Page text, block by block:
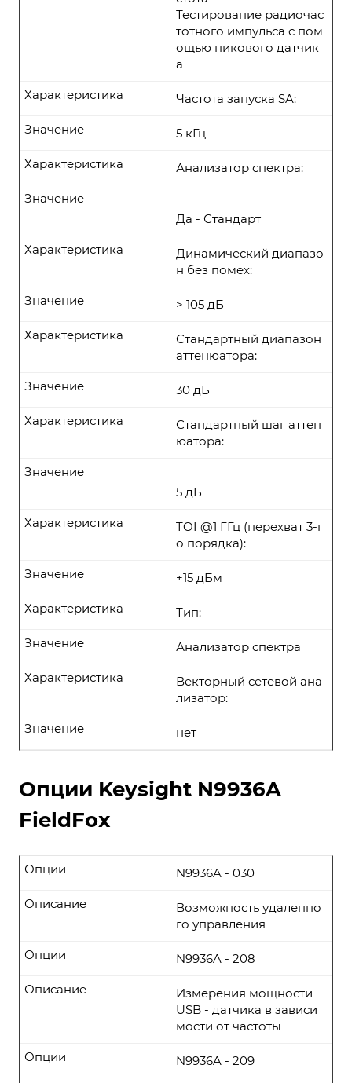
Тестирование радиочас
тотного импульса с пом
ощью пикового датчик
а
Частота запуска SA:
Характеристика
5 кГц
Значение
Анализатор спектра:
Характеристика
Да - Стандарт
Значение
Динамический диапазо
н без помех:
Характеристика
> 105 дБ
Значение
Стандартный диапазон
аттенюатора:
Характеристика
30 дБ
Значение
Стандартный шаг аттен
юатора:
Характеристика
5 дБ
Значение
TOI @1 ГГц (перехват 3-г
о порядка):
Характеристика
+15 дБм
Значение
Тип:
Характеристика
Анализатор спектра
Значение
Векторный сетевой ана
лизатор:
Характеристика
нет
Значение
Опции Keysight N9936A
FieldFox
N9936A - 030
Опции
Возможность удаленно
го управления
Описание
N9936A - 208
Опции
Измерения мощности
USB - датчика в зависи
мости от частоты
Описание
N9936A - 209
Опции